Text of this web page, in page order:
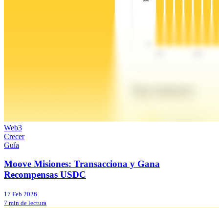
Web3
Crecer
Guía
Moove Misiones: Transacciona y Gana
Recompensas USDC
17 Feb 2026
7 min de lectura